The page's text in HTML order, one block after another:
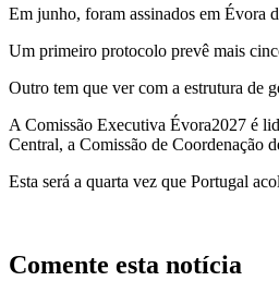
Em junho, foram assinados em Évora
Um primeiro protocolo prevê mais
Outro tem que ver com a estrutura de
A Comissão Executiva Évora2027 é
Central, a Comissão de
Esta será a quarta vez que Portugal
Comente esta notícia